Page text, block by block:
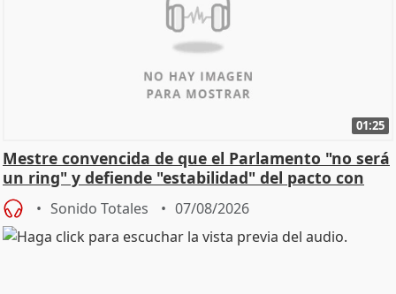
01:25
Mestre convencida de que el Parlamento "no será
un ring" y defiende "estabilidad" del pacto con
Vox
Sonido Totales 07/08/2026